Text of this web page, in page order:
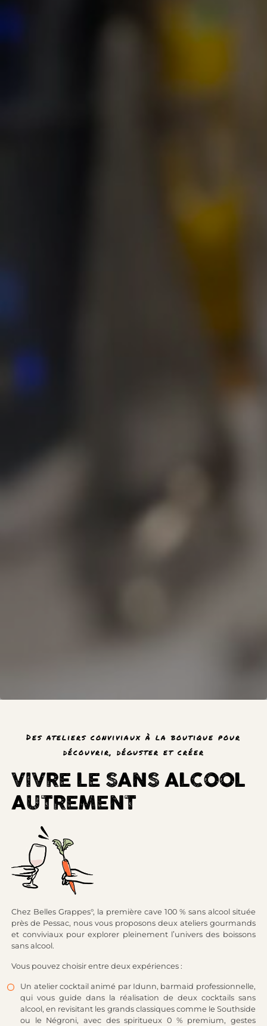
Des ateliers conviviaux à la boutique pour
découvrir, déguster et créer
VIVRE LE SANS ALCOOL
AUTREMENT
Chez Belles Grappes°, la première cave 100 % sans alcool située
près de Pessac, nous vous proposons deux ateliers gourmands
et conviviaux pour explorer pleinementl’univers des boissons
sans alcool.
Vous pouvez choisir entre deux expériences :
Un atelier cocktail animé par Idunn, barmaid professionnelle,
qui vous guide dans la réalisation de deux cocktails sans
alcool, en revisitant les grands classiques comme le Southside
ou le Négroni, avec des spiritueux 0 % premium, gestes